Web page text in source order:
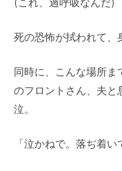
死の恐怖が拭われて、
同時に、こんな場所ま
のフロントさん、夫と
泣。
「泣かねで。落ぢ着い